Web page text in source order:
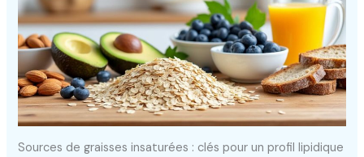
Sources de graisses insaturées : clés pour un profil lipidique